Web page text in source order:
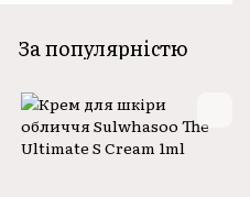
За популярністю